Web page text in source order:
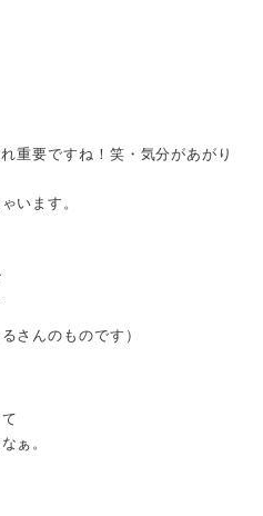
重要ですね！笑・気分があがり
います。
さんのものです）
ぁ。